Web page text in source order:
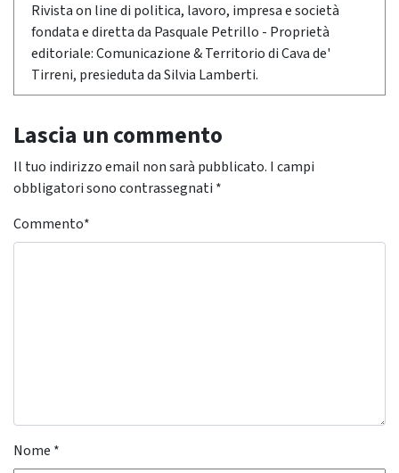
Rivista on line di politica, lavoro, impresa e società
fondata e diretta da Pasquale Petrillo - Proprietà
editoriale: Comunicazione & Territorio di Cava de'
Tirreni, presieduta da Silvia Lamberti.
Lascia un commento
Il tuo indirizzo email non sarà pubblicato. I campi
obbligatori sono contrassegnati *
Commento*
Nome *